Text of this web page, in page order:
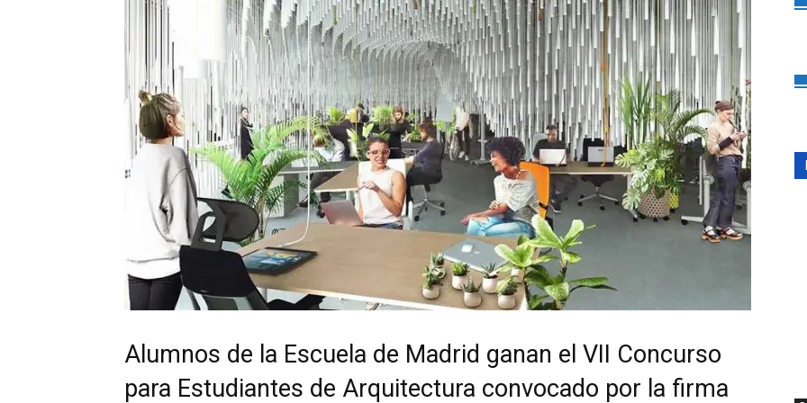
Alumnos de la Escuela de Madrid ganan el VII Concurso
para Estudiantes de Arquitectura convocado por la firma